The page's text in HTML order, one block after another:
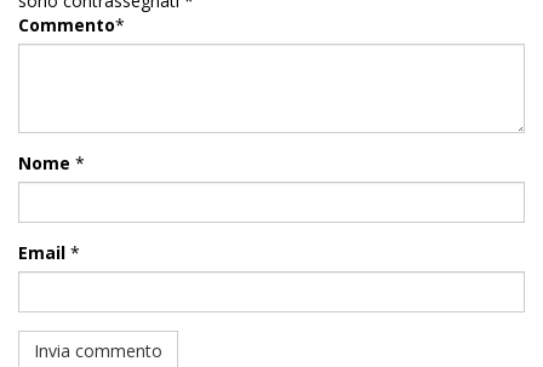
Commenti
Lascia un commento
Il tuo indirizzo email non sarà pubblicato. I campi obbligatori
Commento*